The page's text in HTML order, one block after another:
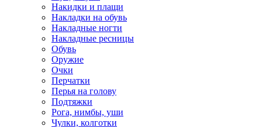
Накидки и плащи
Накладки на обувь
Накладные ногти
Накладные ресницы
Обувь
Оружие
Очки
Перчатки
Перья на голову
Подтяжки
Рога, нимбы, уши
Чулки, колготки